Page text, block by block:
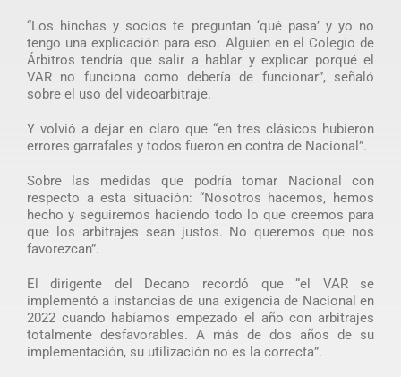
“Los hinchas y socios te preguntan ‘qué pasa’ y yo no
tengo una explicación para eso. Alguien en el Colegio de
Árbitros tendría que salir a hablar y explicar porqué el
VAR no funciona como debería de funcionar”, señaló
sobre el uso del videoarbitraje.
Y volvió a dejar en claro que “en tres clásicos hubieron
errores garrafales y todos fueron en contra de Nacional”.
Sobre las medidas que podría tomar Nacional con
respecto a esta situación: “Nosotros hacemos, hemos
hecho y seguiremos haciendo todo lo que creemos para
que los arbitrajes sean justos. No queremos que nos
favorezcan”.
El dirigente del Decano recordó que “el VAR se
implementó a instancias de una exigencia de Nacional en
2022 cuando habíamos empezado el año con arbitrajes
totalmente desfavorables. A más de dos años de su
implementación, su utilización no es la correcta”.